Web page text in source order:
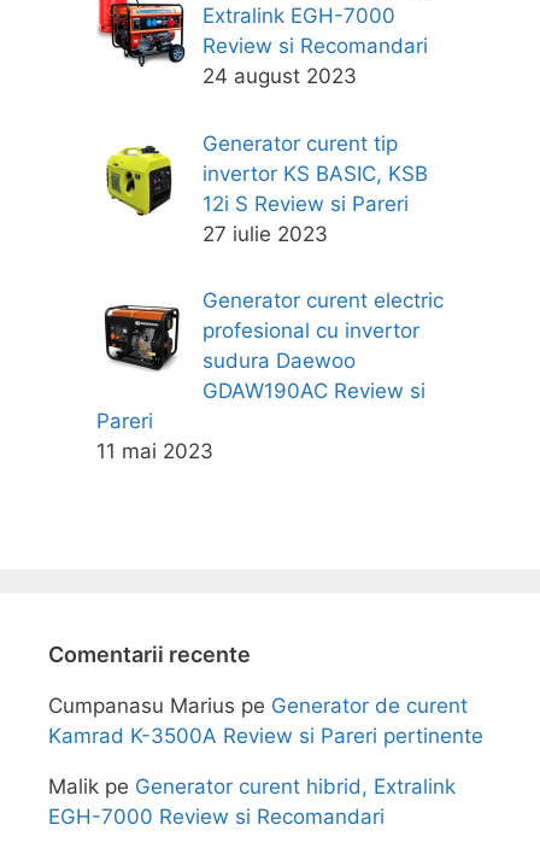
Extralink EGH-7000
Review si Recomandari
24 august 2023
Generator curent tip
invertor KS BASIC, KSB
12i S Review si Pareri
27 iulie 2023
Generator curent electric
profesional cu invertor
sudura Daewoo
GDAW190AC Review si
Pareri
11 mai 2023
Comentarii recente
Cumpanasu Marius pe Generator de curent
Kamrad K-3500A Review si Pareri pertinente
Malik pe Generator curent hibrid, Extralink
EGH-7000 Review si Recomandari